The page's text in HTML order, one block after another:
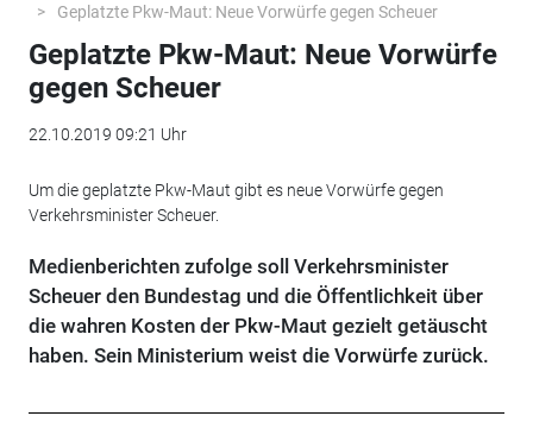
Geplatzte Pkw-Maut: Neue Vorwürfe gegen Scheuer
Geplatzte Pkw-Maut: Neue Vorwürfe
gegen Scheuer
22.10.2019 09:21 Uhr
Um die geplatzte Pkw-Maut gibt es neue Vorwürfe gegen
Verkehrsminister Scheuer.
Medienberichten zufolge soll Verkehrsminister
Scheuer den Bundestag und die Öffentlichkeit über
die wahren Kosten der Pkw-Maut gezielt getäuscht
haben. Sein Ministerium weist die Vorwürfe zurück.